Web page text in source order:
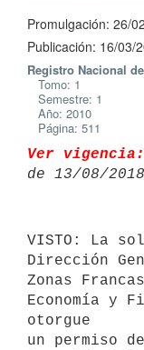
Promulgación: 26/
Publicación: 16/03/
Registro Nacional
Tomo: 1
Semestre: 1
Año: 2010
Página: 511
Ver vigencia:
de 13/08/
VISTO: La
Dirección
Zonas
Economía y
otorgue
un permiso